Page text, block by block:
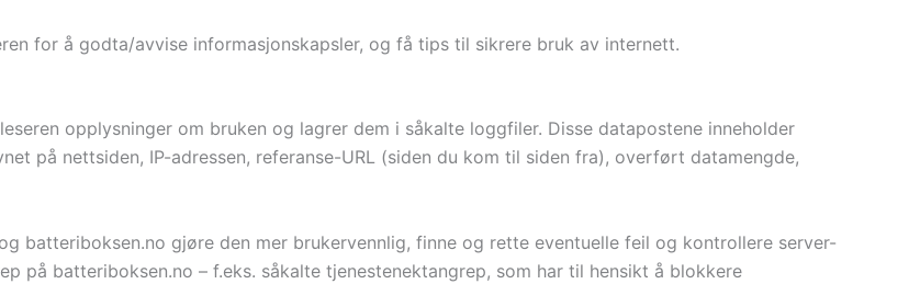
for å godta/avvise informasjonskapsler, og få tips til sikrere bruk av internett.
opplysninger om bruken og lagrer dem i såkalte loggfiler. Disse datapostene inneholder
på nettsiden, IP-adressen, referanse-URL (siden du kom til siden fra), overført datamengde,
batteriboksen.no gjøre den mer brukervennlig, finne og rette eventuelle feil og kontrollere server-
på batteriboksen.no – f.eks. såkalte tjenestenektangrep, som har til hensikt å blokkere